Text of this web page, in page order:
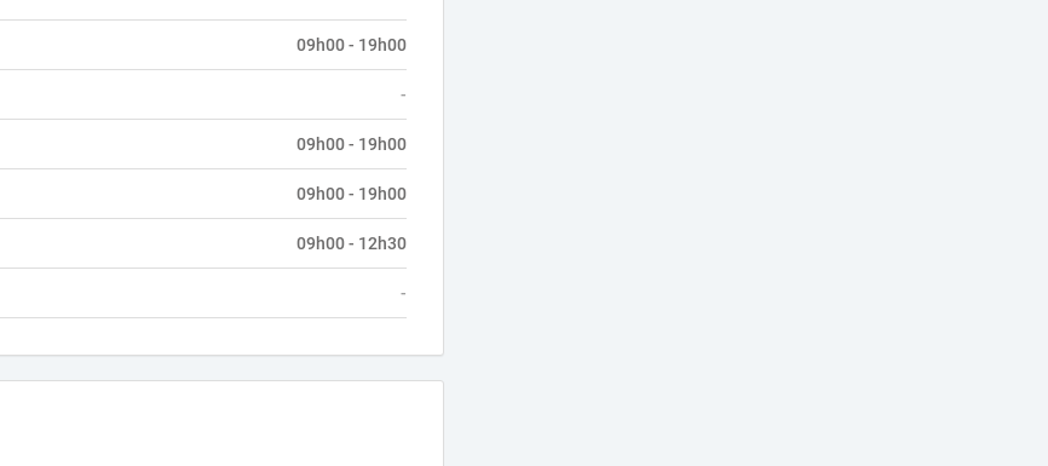
09h00 - 19h00
-
09h00 - 19h00
09h00 - 19h00
09h00 - 12h30
-